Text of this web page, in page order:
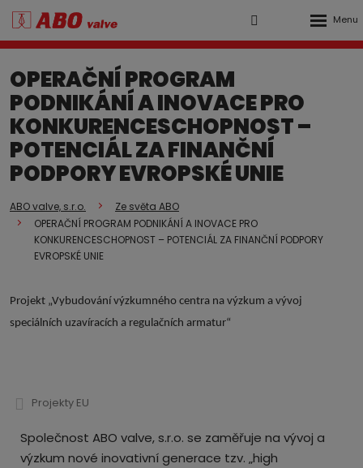
Vyhledávání
Přihlášení
zóny
menu
OPERAČNÍ PROGRAM
PODNIKÁNÍ A INOVACE PRO
KONKURENCESCHOPNOST –
POTENCIÁL ZA FINANČNÍ
PODPORY EVROPSKÉ UNIE
ABO valve, s.r.o.
Ze světa ABO
OPERAČNÍ PROGRAM PODNIKÁNÍ A INOVACE PRO
KONKURENCESCHOPNOST – POTENCIÁL ZA FINANČNÍ PODPORY
EVROPSKÉ UNIE
Projekt „Vybudování výzkumného centra na výzkum a vývoj
speciálních uzavíracích a regulačních armatur“
Projekty EU
Společnost ABO valve, s.r.o. se zaměřuje na vývoj a
výzkum nové inovativní generace tzv. „high